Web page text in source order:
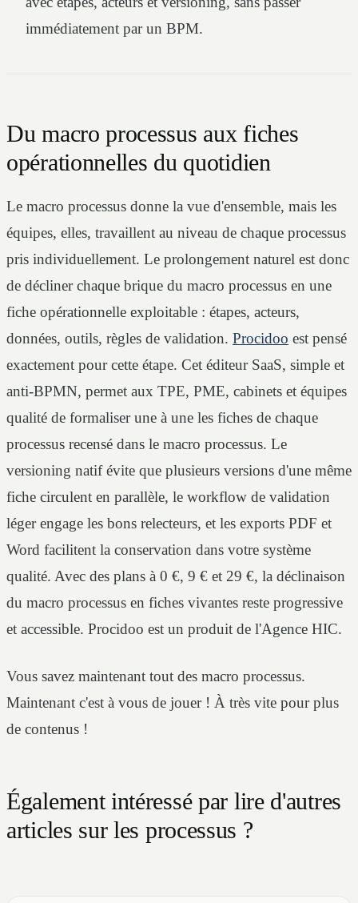
immédiatement par un BPM.
Du macro processus aux fiches
opérationnelles du quotidien
Le macro processus donne la vue d'ensemble, mais les
équipes, elles, travaillent au niveau de chaque processus
pris individuellement. Le prolongement naturel est donc
de décliner chaque brique du macro processus en une
fiche opérationnelle exploitable : étapes, acteurs,
données, outils, règles de validation. Procidoo est pensé
exactement pour cette étape. Cet éditeur SaaS, simple et
anti-BPMN, permet aux TPE, PME, cabinets et équipes
qualité de formaliser une à une les fiches de chaque
processus recensé dans le macro processus. Le
versioning natif évite que plusieurs versions d'une même
fiche circulent en parallèle, le workflow de validation
léger engage les bons relecteurs, et les exports PDF et
Word facilitent la conservation dans votre système
qualité. Avec des plans à 0 €, 9 € et 29 €, la déclinaison
du macro processus en fiches vivantes reste progressive
et accessible. Procidoo est un produit de l'Agence HIC.
Vous savez maintenant tout des macro processus.
Maintenant c'est à vous de jouer ! À très vite pour plus
de contenus !
Également intéressé par lire d'autres
articles sur les processus ?